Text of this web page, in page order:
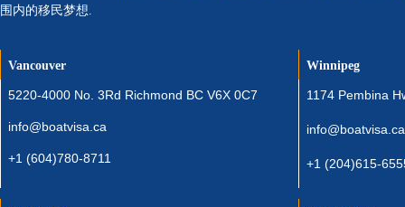
Vancouver
围内的移民梦想.
5220-4000 No. 3Rd Richmond BC V6X 0C7
info@boatvisa.ca
+1 (604)780-8711
1174 Pembina
info@boatvisa.ca
+1 (204)615-
Winnipeg